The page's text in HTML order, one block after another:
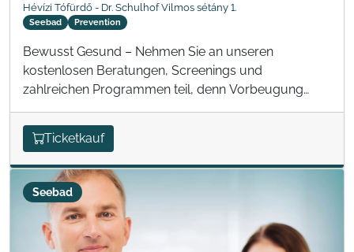
Hévízi Tófürdő - Dr. Schulhof Vilmos sétány 1.
Seebad Prevention
Bewusst Gesund – Nehmen Sie an unseren
kostenlosen Beratungen, Screenings und
zahlreichen Programmen teil, denn Vorbeugung
Ticketkauf
Seebad